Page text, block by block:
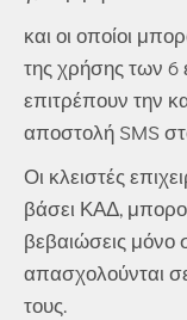
και οι οποίοι
της χρήσης των 6
επιτρέπουν την
αποστολή SMS
Οι κλειστές
βάσει ΚΑΔ,
βεβαιώσεις μόνο
απασχολούνται
τους.